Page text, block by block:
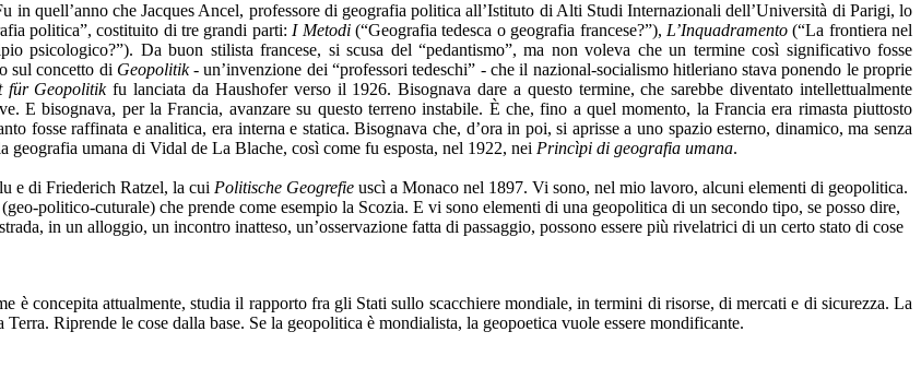
quell’anno che Jacques Ancel, professore di geografia politica all’Istituto di Alti Studi Internazionali dell’Università di Parigi, lo
politica”, costituito di tre grandi parti:I Metodi(“Geografia tedesca o geografia francese?”), L’Inquadramento(“La frontiera nel
psicologico?”). Da buon stilista francese, si scusa del “pedantismo”, ma non voleva che un termine così significativo fosse
sul concetto di Geopolitik- un’invenzione dei “professori tedeschi” - che il nazional-socialismo hitleriano stava ponendo le proprie
für Geopolitikfu lanciata da Haushofer verso il 1926. Bisognava dare a questo termine, che sarebbe diventato intellettualmente
E bisognava, per la Francia, avanzare su questo terreno instabile. È che, fino a quel momento, la Francia era rimasta piuttosto
fosse raffinata e analitica, era interna e statica. Bisognava che, d’ora in poi, si aprisse a uno spazio esterno, dinamico, ma senza
umana di Vidal de La Blache, così come fu esposta, nel 1922, nei Princìpi di geografia umana.
e di Friederich Ratzel, la cui Politische Geogrefie uscì a Monaco nel 1897. Vi sono, nel mio lavoro, alcuni elementi di geopolitica.
politico-cuturale) che prende come esempio la Scozia. E vi sono elementi di una geopolitica di un secondo tipo, se posso dire,
in un alloggio, un incontro inatteso, un’osservazione fatta di passaggio, possono essere più rivelatrici di un certo stato di cose
è concepita attualmente, studia il rapporto fra gli Stati sullo scacchiere mondiale, in termini di risorse, di mercati e di sicurezza. La
Riprende le cose dalla base. Se la geopolitica è mondialista, la geopoetica vuole essere mondificante.